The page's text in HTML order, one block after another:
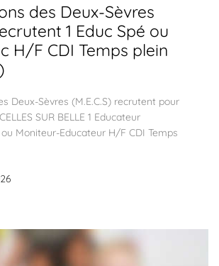
des Deux-Sèvres
1 Educ Spé ou
H/F CDI Temps plein
Deux-Sèvres (M.E.C.S) recrutent pour
SUR BELLE 1 Educateur
Moniteur-Educateur H/F CDI Temps